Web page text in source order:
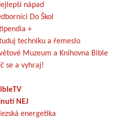
nápad
Do Škol
+
techniku a řemeslo
Muzeum a Knihovna Bible
se a vyhraj!
NEJ
energetika